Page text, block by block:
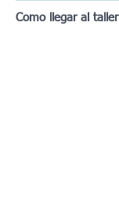
Como llegar al taller